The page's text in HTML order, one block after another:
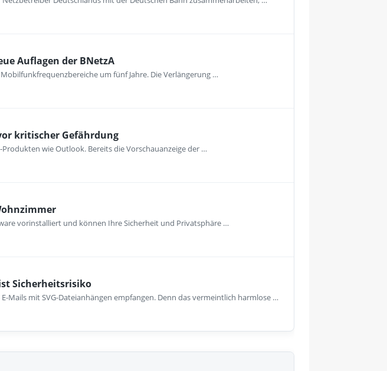
Auflagen der BNetzA
um fünf Jahre. Die Verlängerung …
kritischer Gefährdung
wie Outlook. Bereits die Vorschauanzeige der …
vorinstalliert und können Ihre Sicherheit und Privatsphäre …
Sicherheitsrisiko
Mails mit SVG-Dateianhängen empfangen. Denn das vermeintlich harmlose …